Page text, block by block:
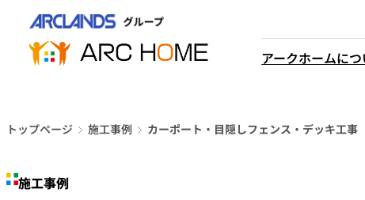
プ
アークホームに
営業時間は
平日9時から18時までと
なっております
トップページ 施工事例 カーポート・目隠しフェンス・デッキ工事
施工事例